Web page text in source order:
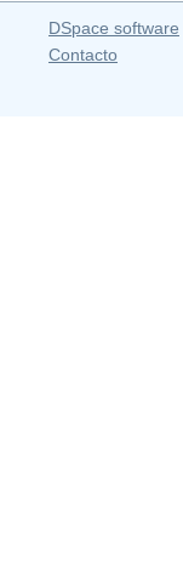
DSpace software
Contacto